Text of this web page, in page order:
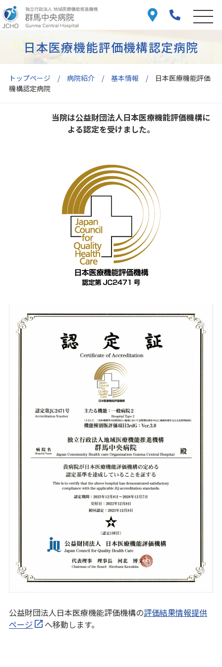
トップページ 病院紹介 基本情報
日本医療機能評価
機構認定病院
日本医療機能評価機構認定病院
当院は公益財団法人日本医療機能評価機構に
よる認定を受けました。
公益財団法人日本医療機能評価機構の評価結果情報提供
ページ
へ移動します。